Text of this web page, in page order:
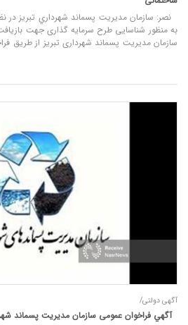
نصر: سازمان مديريت پسماند شهرداري تبريز در
به منظور شناسایی طرح سرمایه گذاری جهت
سازمان مدیریت پسماند شهرداری تبریز از طریق
آگهی دولتی/
آگهي فراخوان عمومی سازمان مدیریت پسماند